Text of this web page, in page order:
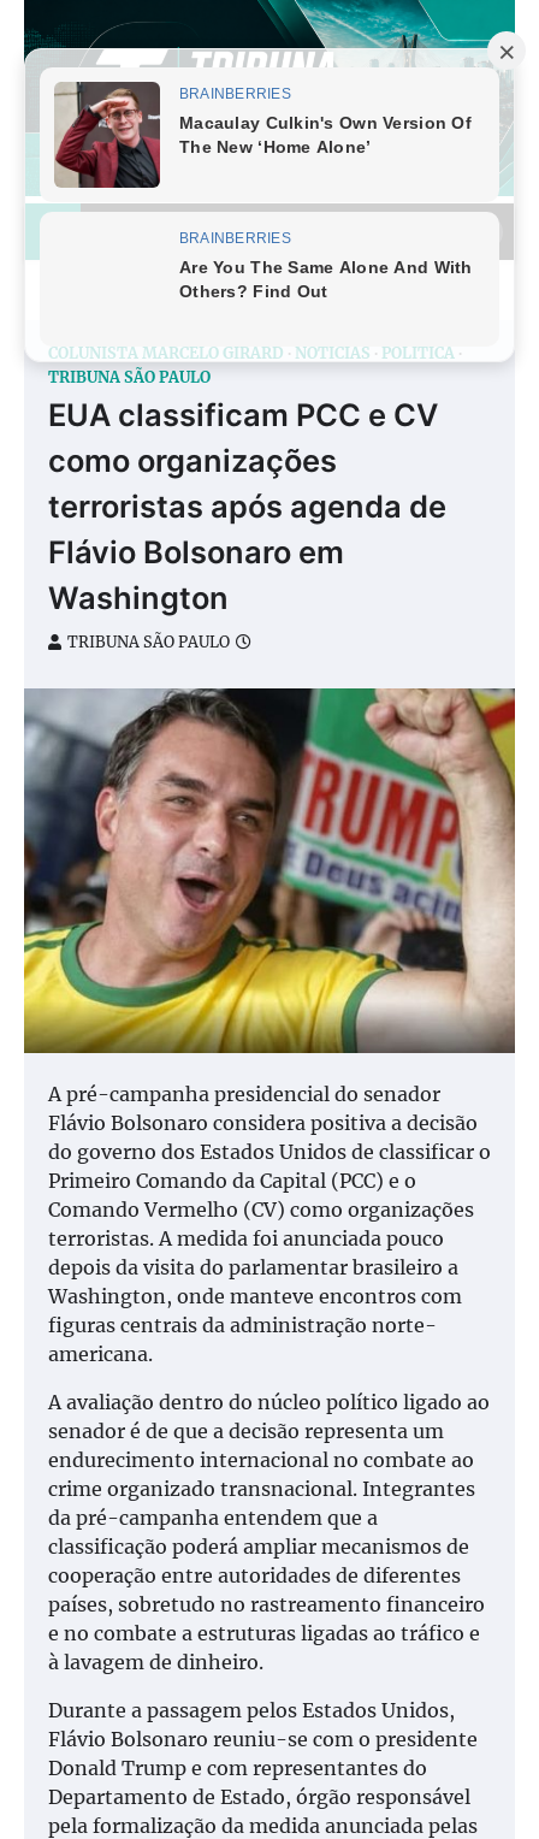
content
COLUNISTA MARCELO GIRARD NOTÍCIAS
POLÍTICA
TRIBUNA SÃO PAULO
EUA classificam PCC e CV
como organizações
terroristas após agenda de
Flávio Bolsonaro em
Washington
TRIBUNA SÃO PAULO
A pré-campanha presidencial do senador
Flávio Bolsonaro considera positiva a decisão
do governo dos Estados Unidos de classificar o
Primeiro Comando da Capital (PCC) e o
Comando Vermelho (CV) como organizações
terroristas. A medida foi anunciada pouco
depois da visita do parlamentar brasileiro a
Washington, onde manteve encontros com
figuras centrais da administração norte-
americana.
A avaliação dentro do núcleo político ligado ao
senador é de que a decisão representa um
endurecimento internacional no combate ao
crime organizado transnacional. Integrantes
da pré-campanha entendem que a
classificação poderá ampliar mecanismos de
cooperação entre autoridades de diferentes
países, sobretudo no rastreamento financeiro
e no combate a estruturas ligadas ao tráfico e
à lavagem de dinheiro.
Durante a passagem pelos Estados Unidos,
Flávio Bolsonaro reuniu-se com o presidente
Donald Trump e com representantes do
Departamento de Estado, órgão responsável
pela formalização da medida anunciada pelas